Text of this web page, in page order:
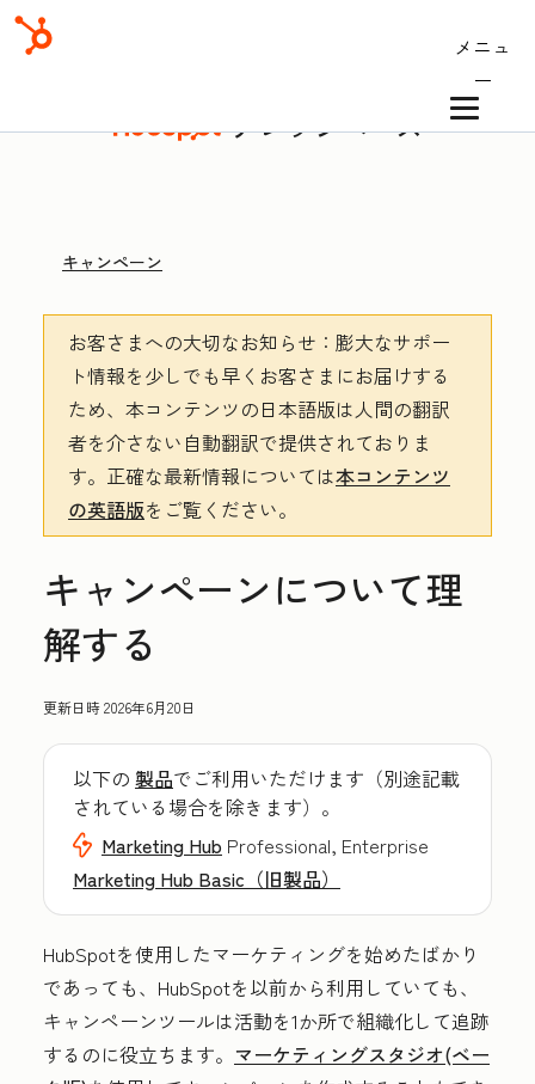
メニュ
ー
ナレッジベース
キャンペーン
お客さまへの大切なお知らせ ：膨大なサポー
ト情報を少しでも早くお客さまにお届けする
ため、本コンテンツの日本語版は人間の翻訳
者を介さない自動翻訳で提供されておりま
す。 正確な最新情報については本コンテンツ
の英語版をご覧ください。
キャンペーンについて理
解する
更新日時2026年6月20日
以下の 製品でご利用いただけます（別途記載
されている場合を除きます）。
Marketing Hub Professional, Enterprise
Marketing Hub Basic（旧製品）
HubSpotを使用したマーケティングを始めたばかり
であっても、HubSpotを以前から利用していても、
キャンペーンツールは活動を1か所で組織化して追跡
するのに役立ちます。 マーケティングスタジオ(ベー